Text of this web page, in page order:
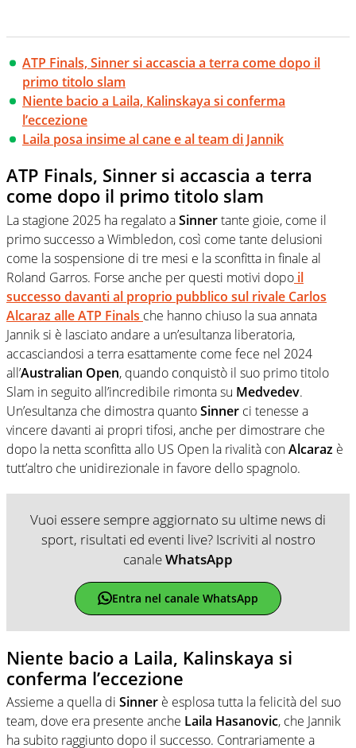
ATP Finals, Sinner si accascia a terra come dopo il
primo titolo slam
Niente bacio a Laila, Kalinskaya si conferma
l’eccezione
Laila posa insime al cane e al team di Jannik
ATP Finals, Sinner si accascia a terra
come dopo il primo titolo slam
La stagione 2025 ha regalato aSinnertante gioie, come il
primo successo a Wimbledon, così come tante delusioni
come la sospensione di tre mesi e la sconfitta in finale al
Roland Garros. Forse anche per questi motivi dopo il
successo davanti al proprio pubblico sul rivale Carlos
Alcaraz alleATP Finals che hanno chiuso la sua annata
Jannik si è lasciato andare a un’esultanza liberatoria,
accasciandosi a terra esattamente come fece nel 2024
all’Australian Open, quando conquistò il suo primo titolo
Slam in seguito all’incredibile rimonta su Medvedev.
Un’esultanza che dimostra quantoSinner ci tenesse a
vincere davanti ai propri tifosi, anche per dimostrare che
dopo la netta sconfitta allo US Open la rivalità conAlcaraz è
tutt’altro che unidirezionale in favore dello spagnolo.
Vuoi essere sempre aggiornato su ultime news di
sport, risultati ed eventi live? Iscriviti al nostro
canaleWhatsApp
Entra nel canale WhatsApp
Niente bacio a Laila, Kalinskaya si
conferma l’eccezione
Assieme a quella di Sinner è esplosa tutta la felicità del suo
team, dove era presente anche Laila Hasanovic, che Jannik
ha subito raggiunto dopo il successo. Contrariamente a